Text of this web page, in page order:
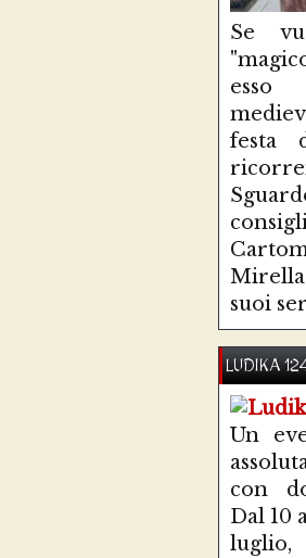
Se
festa
suoi
LUDIKA
Un
con
Dal 10